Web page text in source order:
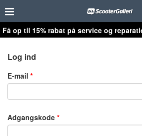
Få op til 15% rabat på service og
Log ind
E-mail
Adgangskode